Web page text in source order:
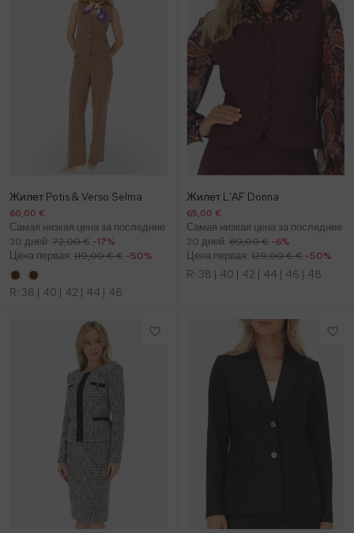
Жилет Potis & Verso Selma
60,00 €
Самая низкая цена за последние
30 дней: 72,00 € -17%
Цена первая: 119,00 € € -50%
R: 38 | 40 | 42 | 44 | 48
Жилет L'AF Donna
65,00 €
Самая низкая цена за последние
30 дней:69,00 € -6%
Цена первая:129,00 € € -50%
R: 38 | 40 | 42 | 44 | 46 | 48